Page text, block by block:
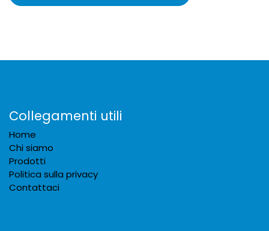
Collegamenti utili
Home
Chi siamo
Prodotti
Politica sulla privacy
Contattaci